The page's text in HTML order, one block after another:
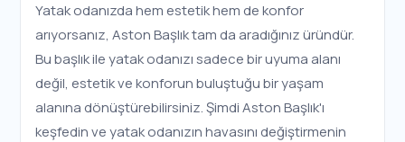
Yatak odanızda hem estetik hem de konfor
arıyorsanız, Aston Başlık tam da aradığınız üründür.
Bu başlık ile yatak odanızı sadece bir uyuma alanı
değil, estetik ve konforun buluştuğu bir yaşam
alanına dönüştürebilirsiniz. Şimdi Aston Başlık'ı
keşfedin ve yatak odanızın havasını değiştirmenin